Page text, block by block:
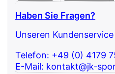
Haben Sie Fragen?
Unseren
Telefon: +49 (0) 4179
E-Mail: kontakt@jk-